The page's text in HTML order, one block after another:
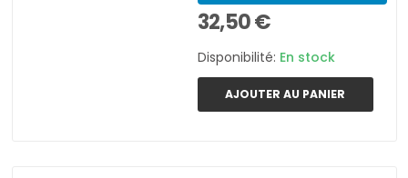
32,50 €
Disponibilité: En stock
AJOUTER AU PANIER